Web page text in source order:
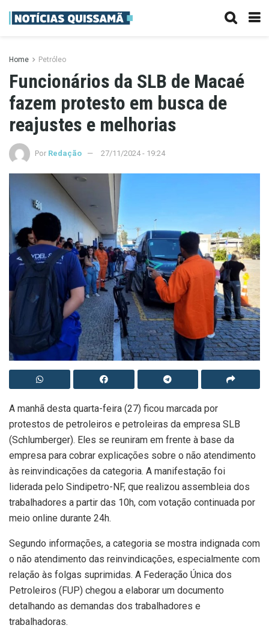
Home Petróleo
Funcionários da SLB de Macaé
fazem protesto em busca de
reajustes e melhorias
Por Redação 27/11/2024 - 19:24
A manhã desta quarta-feira (27) ficou marcada por
protestos de petroleiros e petroleiras da empresa SLB
(Schlumberger). Eles se reuniram em frente à base da
empresa para cobrar explicações sobre o não atendimento
às reinvindicações da categoria. A manifestação foi
liderada pelo Sindipetro-NF, que realizou assembleia dos
trabalhadores a partir das 10h, com votação continuada por
meio online durante 24h.
Segundo informações, a categoria se mostra indignada com
o não atendimento das reinvindicações, especialmente com
relação às folgas suprimidas. A Federação Única dos
Petroleiros (FUP) chegou a elaborar um documento
detalhando as demandas dos trabalhadores e
trabalhadoras.